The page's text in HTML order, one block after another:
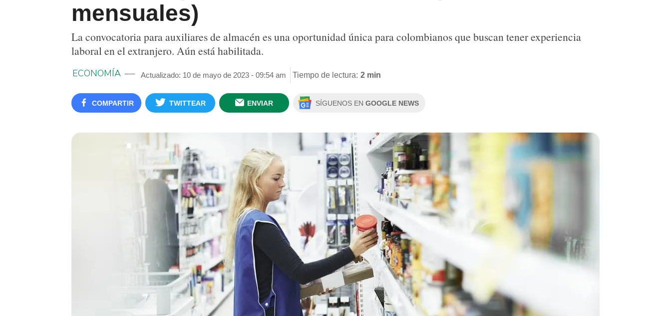
mensuales)
La convocatoria para auxiliares de almacén es una oportunidad única para colombianos que buscan tener experiencia
laboral en el extranjero. Aún está habilitada.
ECONOMÍA Actualizado: 10 de mayo de 2023 - 09:54 am Tiempo de lectura: 2 min
COMPARTIR TWITTEAR ENVIAR SÍGUENOS EN GOOGLE NEWS